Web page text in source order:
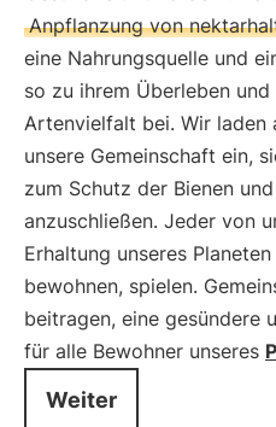
Anpflanzung von
eine Nahrungsquelle und
so zu ihrem Überleben
Artenvielfalt bei. Wir laden
unsere Gemeinschaft ein,
zum Schutz der Bienen
anzuschließen. Jeder von
Erhaltung unseres
bewohnen, spielen.
beitragen, eine gesündere
für alle Bewohner unseres
Weiter